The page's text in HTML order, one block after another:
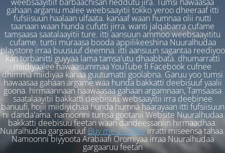
gahaan argamu malee weebsaayitii tokko yeroo dheeraaf itti
fufsiisuun haalaan ulfaata. kanaaf waan humnaa olii nutti
taanaan waan hunda cufutti jirra. wanti jalqabarra cufame
tamsaasa saatalaayitii ture. itti aansuun ammoo weebsaayititu
cufame. turtii muraasa booda appilikeeshina Nuuralhudaa
playstore irraa buusuuf deemna. itti aansuun sagantaa reediyoo
kan torbanitti guyyaa lama tamsa'utu dhaabbata. dhumarratti
miidiyaalee hawaasummaa YouTube fi Facebook cufnee
dhimma miidiyaa kanaa guutumatti goolabna. Garuu yoo tumsi
hawaasaa gahaan argame waa hunda bakkatti deebisuuf yaalii
goona. hirmaannaan haawaasaa gahaan argamnaan, Tamsaasa
saatalaayitii bakkatti deebisuu, websaayitii irra deebinee
banuufi, hojii miidiyichaa hunda humna haarayaan itti fufsiisuun
ni danda'ama. namoonni tumsa gootanii Website Nuuralhudaa
bakkatti deebisuu feetan waan dandeessaniin hirmaadhaa.
Nuuralhudaa gargaaruufBuy me a coffeeirratti miseensa tahaa.
Namoonni biyyoota Arabaafi Oromiyaa irraa Nuuralhudaa
gargaaruu feetan